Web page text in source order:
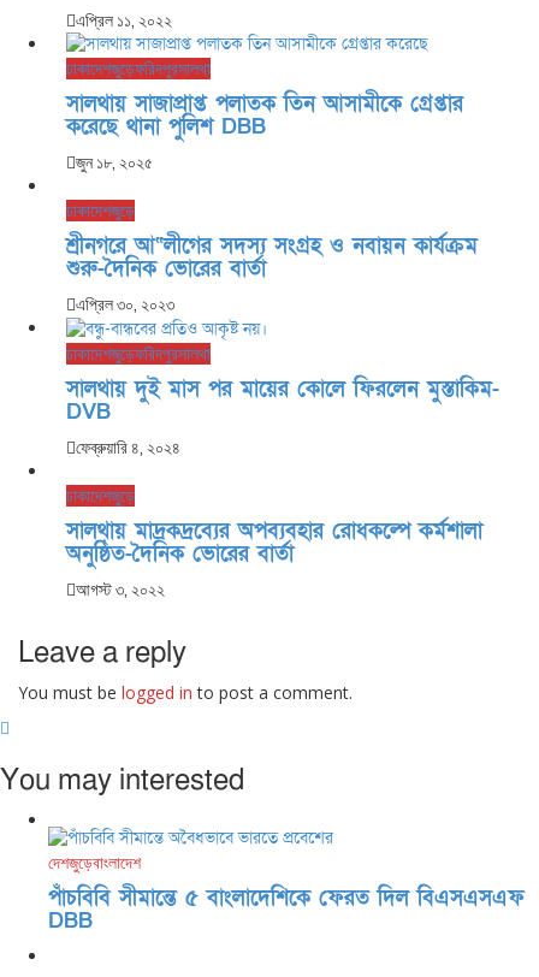
এপ্রিল ১১, ২০২২
ঢাকাদেশজুড়েফরিদপুরসালথা
সালথায় সাজাপ্রাপ্ত পলাতক তিন আসামীকে গ্রেপ্তার
করেছে থানা পুলিশ DBB
জুন ১৮, ২০২৫
ঢাকাদেশজুড়ে
শ্রীনগরে আ“লীগের সদস্য সংগ্রহ ও নবায়ন কার্যক্রম
শুরু-দৈনিক ভোরের বার্তা
এপ্রিল ৩০, ২০২৩
ঢাকাদেশজুড়েফরিদপুরসালথা
সালথায় দুই মাস পর মায়ের কোলে ফিরলেন মুস্তাকিম-
DVB
ফেব্রুয়ারি ৪, ২০২৪
ঢাকাদেশজুড়ে
সালথায় মাদ্রকদ্রব্যের অপব্যবহার রোধক‌ল্পে কর্মশালা
অনু‌ষ্ঠিত-দৈনিক ভোরের বার্তা
আগস্ট ৩, ২০২২
Leave a reply
You must be logged in to post a comment.
You may interested
দেশজুড়েবাংলাদেশ
পাঁচবিবি সীমান্তে ৫ বাংলাদেশিকে ফেরত দিল বিএসএসএফ
DBB